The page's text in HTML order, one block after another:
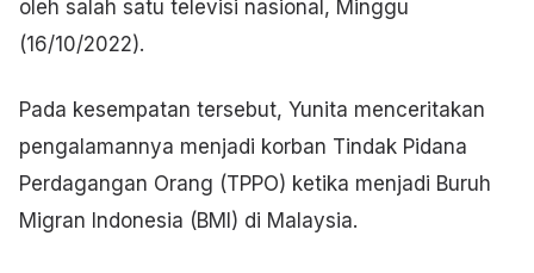
oleh salah satu televisi nasional, Minggu
(16/10/2022).
Pada kesempatan tersebut, Yunita menceritakan
pengalamannya menjadi korban Tindak Pidana
Perdagangan Orang (TPPO) ketika menjadi Buruh
Migran Indonesia (BMI) di Malaysia.